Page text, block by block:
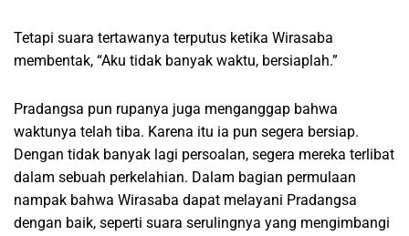
Tetapi suara tertawanya terputus ketika Wirasaba
membentak, “Aku tidak banyak waktu, bersiaplah.”
Pradangsa pun rupanya juga menganggap bahwa
waktunya telah tiba. Karena itu ia pun segera bersiap.
Dengan tidak banyak lagi persoalan, segera mereka terlibat
dalam sebuah perkelahian. Dalam bagian permulaan
nampak bahwa Wirasaba dapat melayani Pradangsa
dengan baik, seperti suara serulingnya yang mengimbangi